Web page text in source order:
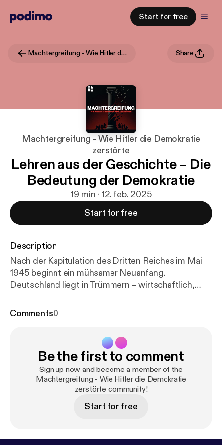
Start for free
Machtergreifung - Wie Hitler die Demokratie zerstörte Share
Machtergreifung - Wie Hitler die Demokratie
zerstörte
Lehren aus der Geschichte – Die
Bedeutung der Demokratie
19 min · 12. feb. 2025
Start for free
Description
Nach der Kapitulation des Dritten Reiches im Mai
1945 beginnt ein mühsamer Neuanfang.
Deutschland liegt in Trümmern – wirtschaftlich,
die Kontrolle, entnazifizieren das Land und leiten
Verbrechen und die Rückkehr zur Demokratie
stellen enorme Herausforderungen dar. Die
Nachkriegszeit ist geprägt von einem Balanceakt
zwischen Vergangenheitsbewältigung und dem
Wunsch nach einem Neuanfang. Prozesse wie in
Nürnberg setzen ein Zeichen gegen die Verbrechen
Bundesrepublik Deutschland der Aufbau einer
Comments0
Be the first to comment
Sign up now and become a member of the
Machtergreifung - Wie Hitler die Demokratie
zerstörte community!
Start for free